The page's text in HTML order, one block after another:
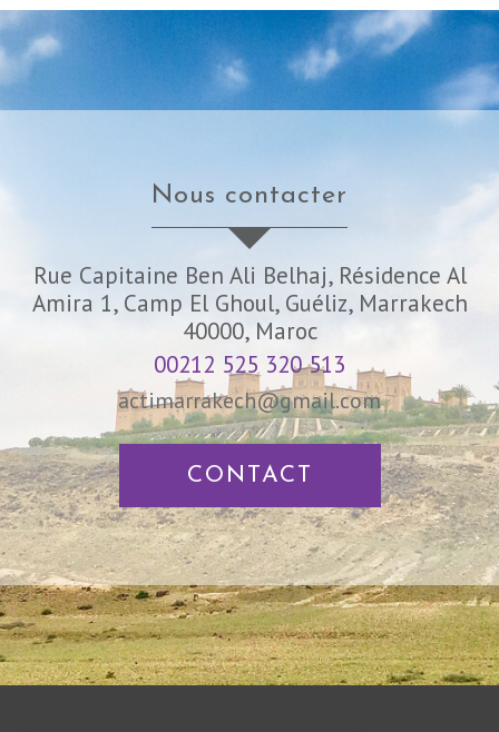
nous contacter
Rue Capitaine Ben Ali Belhaj, Résidence Al
Amira 1, Camp El Ghoul, Guéliz, Marrakech
40000, Maroc
00212 525 320 513
actimarrakech@gmail.com
CONTACT